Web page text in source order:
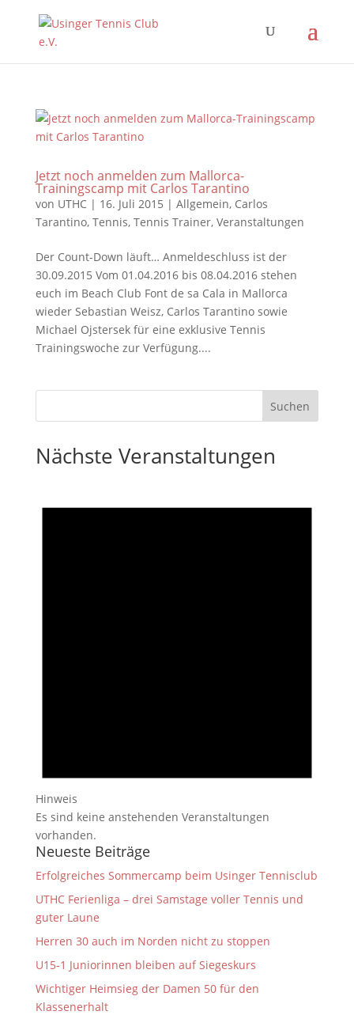
Jetzt noch anmelden zum Mallorca-
Trainingscamp mit Carlos Tarantino
von UTHC| 16. Juli 2015 | Allgemein, Carlos
Tarantino, Tennis, Tennis Trainer, Veranstaltungen
Der Count-Down läuft… Anmeldeschluss ist der
30.09.2015 Vom 01.04.2016 bis 08.04.2016 stehen
euch im Beach Club Font de sa Cala in Mallorca
wieder Sebastian Weisz, Carlos Tarantino sowie
Michael Ojstersek für eine exklusive Tennis
Trainingswoche zur Verfügung....
Nächste Veranstaltungen
Hinweis
Es sind keine anstehenden Veranstaltungen
vorhanden.
Neueste Beiträge
Erfolgreiches Sommercamp beim Usinger Tennisclub
UTHC Ferienliga – drei Samstage voller Tennis und
guter Laune
Herren 30 auch im Norden nicht zu stoppen
U15-1 Juniorinnen bleiben auf Siegeskurs
Wichtiger Heimsieg der Damen 50 für den
Klassenerhalt